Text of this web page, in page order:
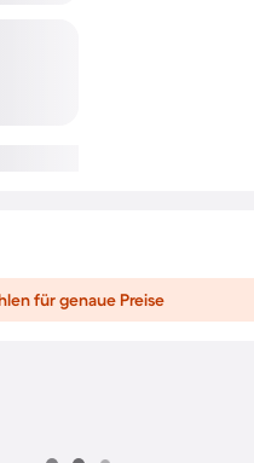
für genaue Preise